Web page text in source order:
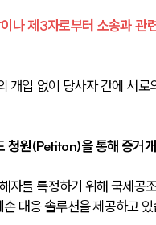
나 제3자로부터 소송과 관
개입 없이 당사자 간에 서
원(Petiton)을 통해 증거
자를 특정하기 위해 국제공
대응 솔루션을 제공하고 있